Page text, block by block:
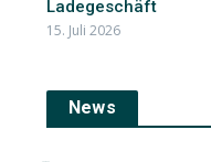
Ladegeschäft
15. Juli 2026
News